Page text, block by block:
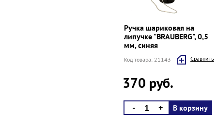
Ручка шариковая на
липучке "BRAUBERG", 0,5
мм, синяя
Код товара: 21143 Cравнить
370 руб.
- + В корзину